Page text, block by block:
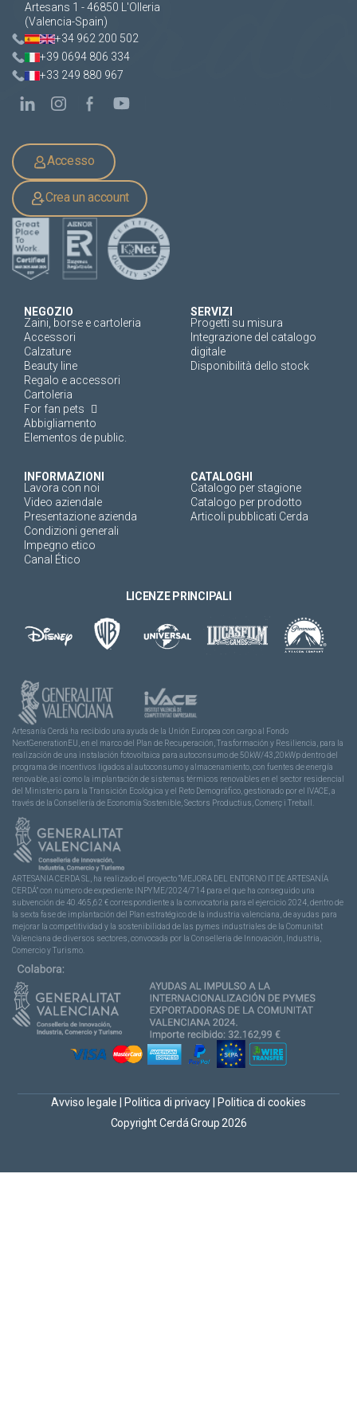
Artesans 1 - 46850 L'Olleria
(Valencia-Spain)
+34 962 200 502
+39 0694 806 334
+33 249 880 967
Accesso
Crea un account
NEGOZIO
Zaini, borse e cartoleria
Accessori
Calzature
Beauty line
Regalo e accessori
Cartoleria
For fan pets
Abbigliamento
Elementos de public.
SERVIZI
Progetti su misura
Integrazione del catalogo
digitale
Disponibilità dello stock
INFORMAZIONI
Lavora con noi
Video aziendale
Presentazione azienda
Condizioni generali
Impegno etico
Canal Ético
CATALOGHI
Catalogo per stagione
Catalogo per prodotto
Articoli pubblicati Cerda
LICENZE PRINCIPALI
Artesanía Cerdá ha recibido una ayuda de la Unión Europea con cargo al Fondo
NextGenerationEU, en el marco del Plan de Recuperación, Trasformación y Resiliencia, para la
realización de una instalación fotovoltaica para autoconsumo de 50kW/43,20kWp dentro del
programa de incentivos ligados al autoconsumo y almacenamiento, con fuentes de energía
renovable, así como la implantación de sistemas térmicos renovables en el sector residencial
del Ministerio para la Transición Ecológica y el Reto Demográfico, gestionado por el IVACE, a
través de la Consellería de Economía Sostenible, Sectors Productius, Comerç i Treball.
ARTESANIA CERDA SL, ha realizado el proyecto “MEJORA DEL ENTORNO IT DE ARTESANÍA
CERDÁ” con número de expediente INPYME/2024/714 para el que ha conseguido una
subvención de 40.465,62 € correspondiente a la convocatoria para el ejercicio 2024, dentro de
la sexta fase de implantación del Plan estratégico de la industria valenciana, de ayudas para
mejorar la competitividad y la sostenibilidad de las pymes industriales de la Comunitat
Valenciana de diversos sectores, convocada por la Conselleria de Innovación, Industria,
Comercio y Turismo.
Copyright Cerdá Group 2026
Avviso legale Politica di privacy Politica di cookies